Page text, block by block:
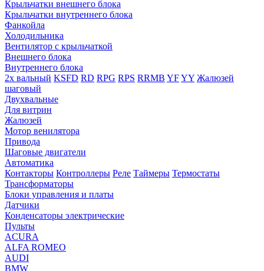
Крыльчатки внешнего блока
Крыльчатки внутреннего блока
Фанкойла
Холодильника
Вентилятор с крыльчаткой
Внешнего блока
Внутреннего блока
2х вальный KSFD RD RPG RPS RRMB YFYY Жалюзей
шаговый
Двухвальные
Для витрин
Жалюзей
Мотор венилятора
Привода
Шаговые двигатели
Автоматика
Контакторы Контроллеры Реле Таймеры Термостаты
Трансформаторы
Блоки управления и платы
Датчики
Конденсаторы электрические
Пульты
ACURA
ALFA ROMEO
AUDI
BMW